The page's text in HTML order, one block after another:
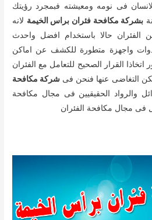
فى نومه ومعيشته فبمجرد رؤيتك
بشركة مكافحة فئران براس الخيمة لانه
حالا باستخدام افضل واحدث
واجهزة متطورة للكشف عن اماكن
القرار الصحيح للتعامل مع الفئران
التغاضى عنها فنحن فى شركة مكافحة
والرواد الحقيقيين فى مجال مكافحة
فى مجال مكافحة الفئران